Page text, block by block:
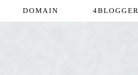
DOMAIN 4BLOGGER